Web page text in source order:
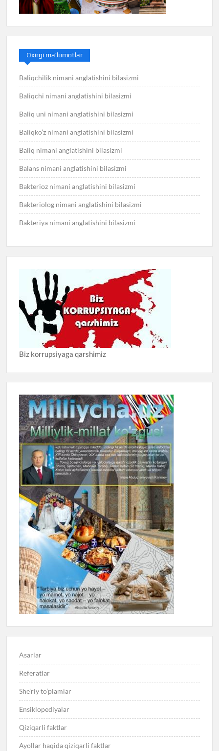
Oxirgi ma’lumotlar
Baliqchilik nimani anglatishini bilasizmi
Baliqchi nimani anglatishini bilasizmi
Baliq uni nimani anglatishini bilasizmi
Baliqko’z nimani anglatishini bilasizmi
Baliq nimani anglatishini bilasizmi
Balans nimani anglatishini bilasizmi
Bakterioz nimani anglatishini bilasizmi
Bakteriolog nimani anglatishini bilasizmi
Bakteriya nimani anglatishini bilasizmi
Biz korrupsiyaga qarshimiz
Asarlar
Referatlar
She’riy to’plamlar
Ensiklopediyalar
Qiziqarli faktlar
Ayollar haqida qiziqarli faktlar